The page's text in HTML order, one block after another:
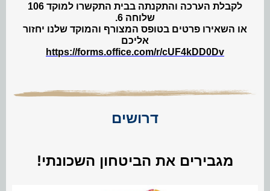
לקבלת הערכה והתקנתה בבית התקשרו למוקד 106
שלוחה 6.
או השאירו פרטים בטופס המצורף והמוקד שלנו יחזור
אליכם
https://forms.office.com/r/cUF4kDD0Dv
דרושים
מגבירים את הביטחון השכונתי!